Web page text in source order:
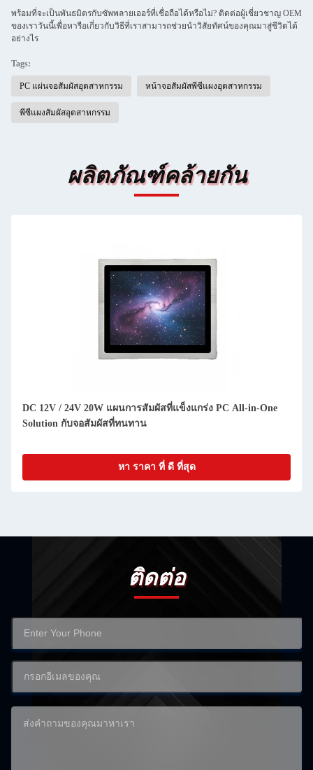
พร้อมที่จะเป็นพันธมิตรกับซัพพลายเออร์ที่เชื่อถือได้หรือไม่? ติดต่อผู้เชี่ยวชาญ OEM
ของเราวันนี้เพื่อหารือเกี่ยวกับวิธีที่เราสามารถช่วยนำวิสัยทัศน์ของคุณมาสู่ชีวิตได้
อย่างไร
Tags:
PC แผ่นจอสัมผัสอุตสาหกรรม หน้าจอสัมผัสพีซีแผงอุตสาหกรรม
พีซีแผงสัมผัสอุตสาหกรรม
ผลิตภัณฑ์คล้ายกัน
ขนาด 128GB ความเร็วสูง SSD หน้าจอสัมผัสที่แข็งแรง
คอมพิวเตอร์ X86 แมนบอร์ด 350Mbps 802.11b/N/G Wifi
หา ราคา ที่ ดี ที่สุด
ติดต่อ